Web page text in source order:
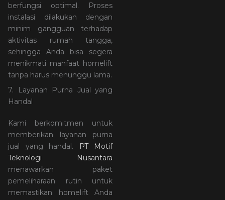
berfungsi optimal. Proses
instalasi dilakukan dengan
minim gangguan terhadap
aktivitas rumah tangga,
sehingga Anda bisa segera
menikmati manfaat homelift
tanpa harus menunggu lama.
7. Layanan Purna Jual yang
Handal
Kami berkomitmen untuk
memberikan layanan purna
jual yang handal.
PT Motif
Teknologi Nusantara
menawarkan paket
pemeliharaan rutin untuk
memastikan homelift Anda